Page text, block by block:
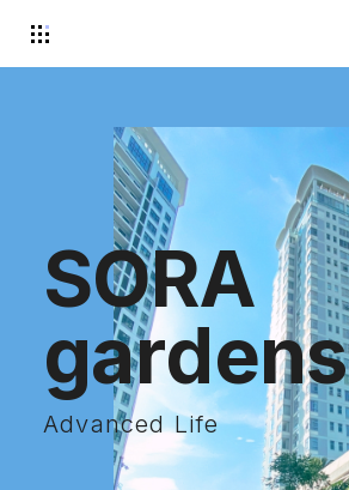
SORA
gardens
Advanced Life